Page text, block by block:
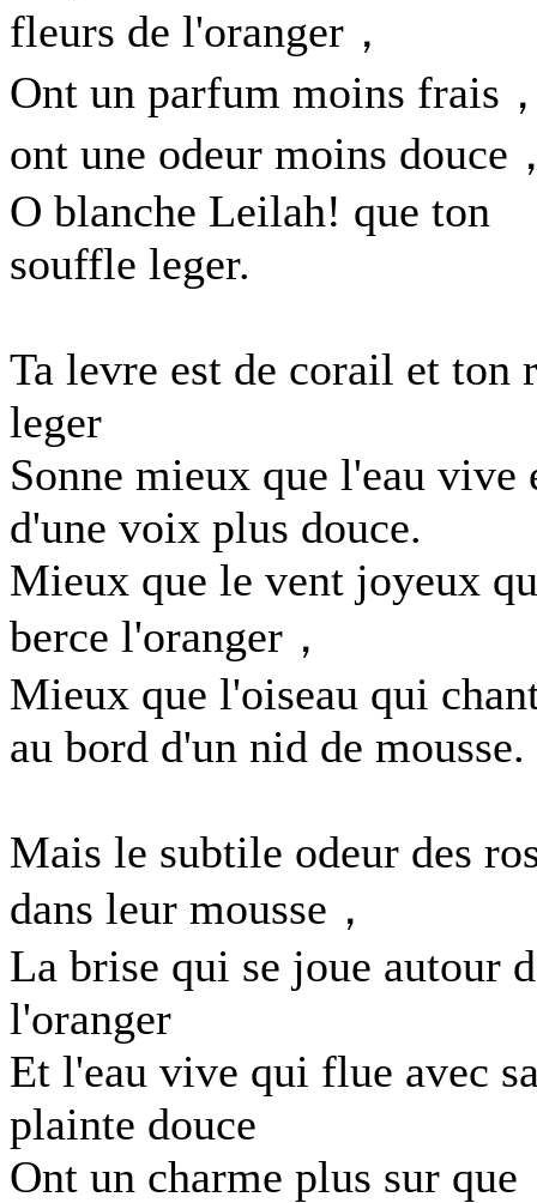
fleurs de l'oranger，
Ont un parfum moins frais
ont une odeur moins douce
O blanche Leilah! que ton
souffle leger.
Ta levre est de corail et ton
leger
Sonne mieux que l'eau vive
d'une voix plus douce.
Mieux que le vent joyeux
berce l'oranger，
Mieux que l'oiseau qui
au bord d'un nid de mousse.
Mais le subtile odeur des
dans leur mousse，
La brise qui se joue autour
l'oranger
Et l'eau vive qui flue avec
plainte douce
Ont un charme plus sur que